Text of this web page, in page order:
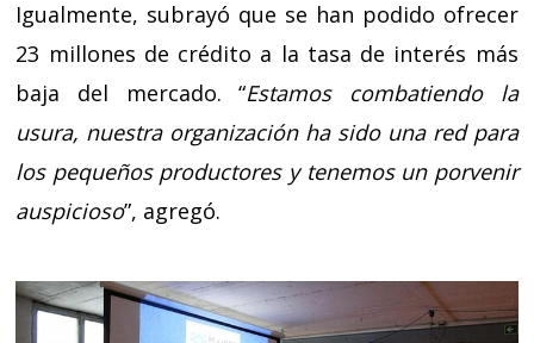
Igualmente, subrayó que se han podido ofrecer
23 millones de crédito a la tasa de interés más
baja del mercado. “Estamos combatiendo la
usura, nuestra organización ha sido una red para
los pequeños productores y tenemos un porvenir
auspicioso”, agregó.